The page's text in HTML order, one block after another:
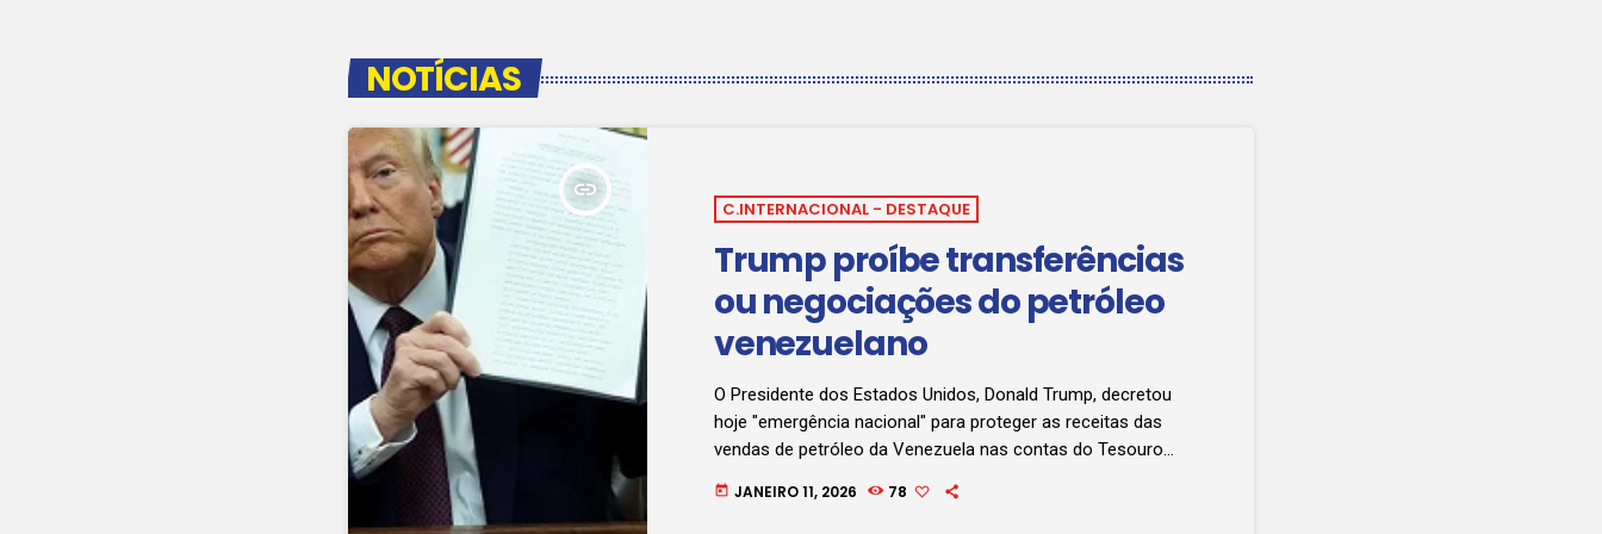
NOTÍCIAS
insert_link
C.INTERNACIONAL - DESTAQUE
Trump proíbe transferências
ou negociações do petróleo
venezuelano
O Presidente dos Estados Unidos, Donald Trump, decretou
hoje "emergência nacional" para proteger as receitas das
vendas de petróleo da Venezuela nas contas do Tesouro
externa venezuelana reclamem os fundos. A ordem
today JANEIRO 11, 2026 78